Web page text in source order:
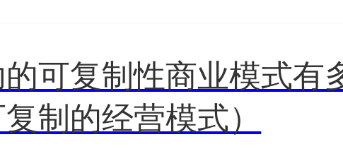
的可复制性商业模式有
复制的经营模式）